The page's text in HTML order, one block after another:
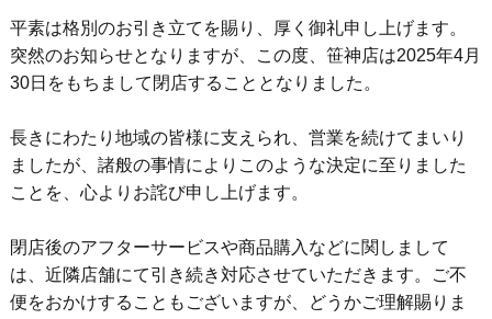
平素は格別のお引き立てを賜り、厚く御礼申し上げます。
突然のお知らせとなりますが、この度、笹神店は2025年4月
30日をもちまして閉店することとなりました。
長きにわたり地域の皆様に支えられ、営業を続けてまいり
ましたが、諸般の事情によりこのような決定に至りました
ことを、心よりお詫び申し上げます。
閉店後のアフターサービスや商品購入などに関しまして
は、近隣店舗にて引き続き対応させていただきます。ご不
便をおかけすることもございますが、どうかご理解賜りま